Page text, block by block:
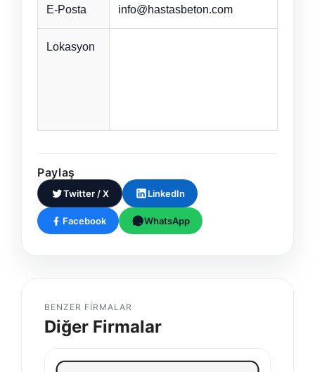
E-Posta info@hastasbeton.com
Lokasyon
Paylaş
Twitter / X LinkedIn
Facebook WhatsApp
BENZER FIRMALAR
Diğer Firmalar